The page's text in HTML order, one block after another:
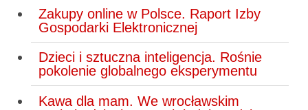
Zakupy online w Polsce. Raport Izby
Gospodarki Elektronicznej
Dzieci i sztuczna inteligencja. Rośnie
pokolenie globalnego eksperymentu
Kawa dla mam. We wrocławskim